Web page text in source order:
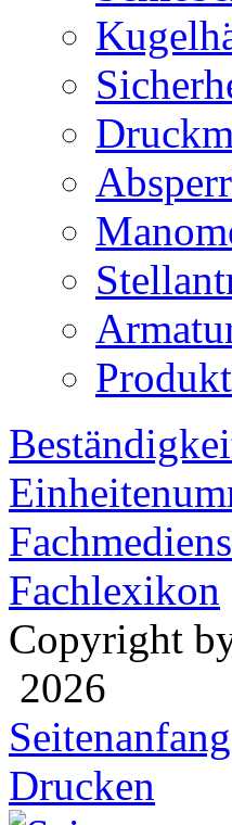
Fachlexikon
Copyright
2026
Seitenanfang
Drucken